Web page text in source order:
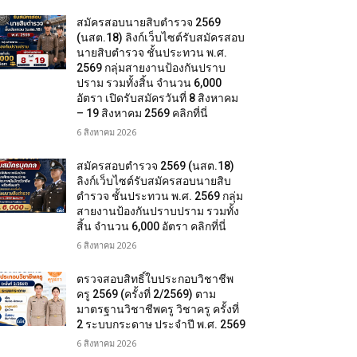
สมัครสอบนายสิบตำรวจ 2569
(นสต.18) ลิงก์เว็บไซต์รับสมัครสอบ
นายสิบตำรวจ ชั้นประทวน พ.ศ.
2569 กลุ่มสายงานป้องกันปราบ
ปราม รวมทั้งสิ้น จำนวน 6,000
อัตรา เปิดรับสมัครวันที่ 8 สิงหาคม
– 19 สิงหาคม 2569 คลิกที่นี่
6 สิงหาคม 2026
สมัครสอบตํารวจ 2569 (นสต.18)
ลิงก์เว็บไซต์รับสมัครสอบนายสิบ
ตำรวจ ชั้นประทวน พ.ศ. 2569 กลุ่ม
สายงานป้องกันปราบปราม รวมทั้ง
สิ้น จำนวน 6,000 อัตรา คลิกที่นี่
6 สิงหาคม 2026
ตรวจสอบสิทธิ์ใบประกอบวิชาชีพ
ครู 2569 (ครั้งที่ 2/2569) ตาม
มาตรฐานวิชาชีพครู วิชาครู ครั้งที่
2 ระบบกระดาษ ประจำปี พ.ศ. 2569
6 สิงหาคม 2026